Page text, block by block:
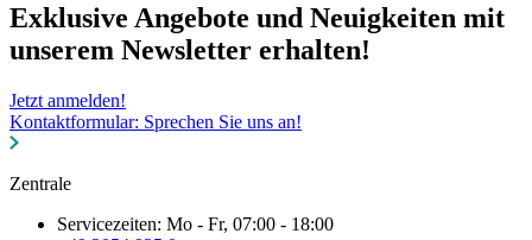
Exklusive Angebote und Neuigkeiten mit
unserem Newsletter erhalten!
Jetzt anmelden!
Kontaktformular: Sprechen Sie uns an!
Zentrale
Servicezeiten: Mo - Fr, 07:00 - 18:00